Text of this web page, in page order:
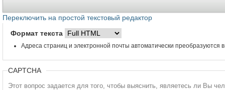
Переключить на простой текстовый редактор
Формат текста
Адреса страниц и электронной почты автоматически преобразуются
CAPTCHA
Этот вопрос задается для того, чтобы выяснить, являетесь ли Вы